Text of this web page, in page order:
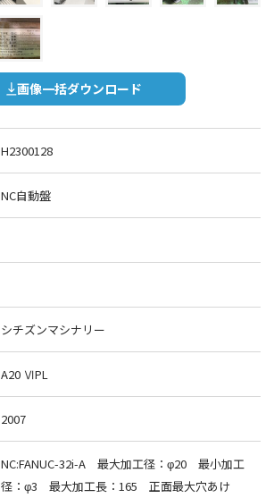
画像一括ダウンロード
H2300128
NC自動盤
シチズンマシナリー
A20 ⅥPL
2007
NC:FANUC-32i-A 最大加工径：φ20 最小加工
径：φ3 最大加工長：165 正面最大穴あけ